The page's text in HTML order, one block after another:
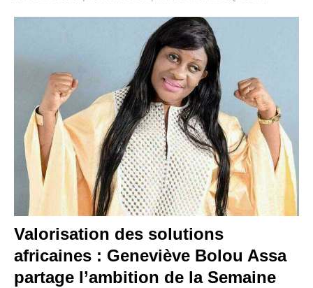
Valorisation des solutions
africaines : Geneviève Bolou Assa
partage l’ambition de la Semaine